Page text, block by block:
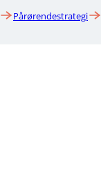
Pårørendestrategi